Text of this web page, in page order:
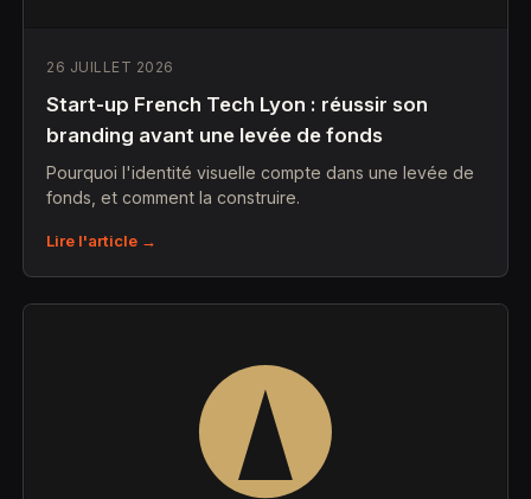
26 JUILLET 2026
Start-up French Tech Lyon : réussir son
branding avant une levée de fonds
Pourquoi l'identité visuelle compte dans une levée de
fonds, et comment la construire.
Lire l'article →